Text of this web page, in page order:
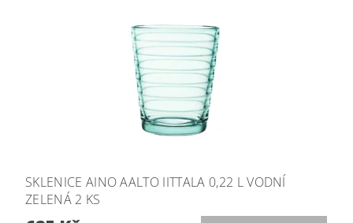
SKLENICE AINO AALTO IITTALA 0,22 L VODNÍ
ZELENÁ 2 KS